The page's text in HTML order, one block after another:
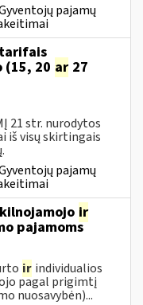
pajamų
(15, 20 ar 27
21 str. nurodytos
iš visų skirtingais
pajamų
ir
pajamoms
ir individualios
pagal prigimtį
nuosavybėn)...